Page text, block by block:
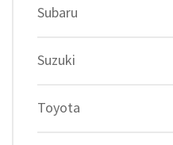
Subaru
Suzuki
Toyota